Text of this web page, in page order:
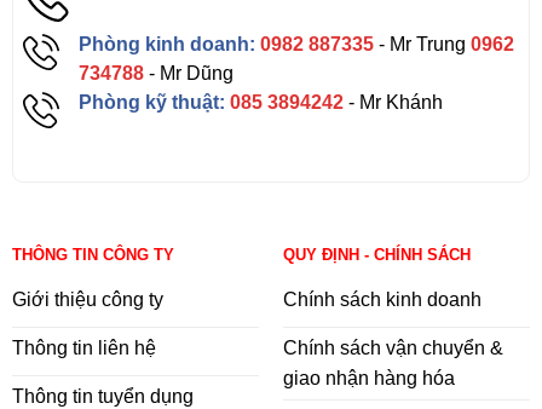
Phòng kinh doanh: 0982 887335 - Mr Trung0962
734788 - Mr Dũng
Phòng kỹ thuật:085 3894242 - Mr Khánh
THÔNG TIN CÔNG TY
Giới thiệu công ty
Thông tin liên hệ
Thông tin tuyển dụng
QUY ĐỊNH - CHÍNH SÁCH
Chính sách kinh doanh
Chính sách vận chuyển &
giao nhận hàng hóa